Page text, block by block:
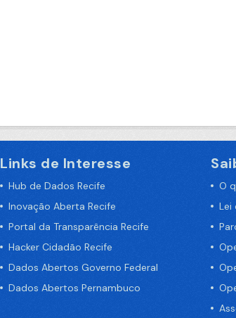
Links de Interesse
Hub de Dados Recife
Inovação Aberta Recife
Portal da Transparência Recife
Hacker Cidadão Recife
Dados Abertos Governo Federal
Dados Abertos Pernambuco
O
Lei